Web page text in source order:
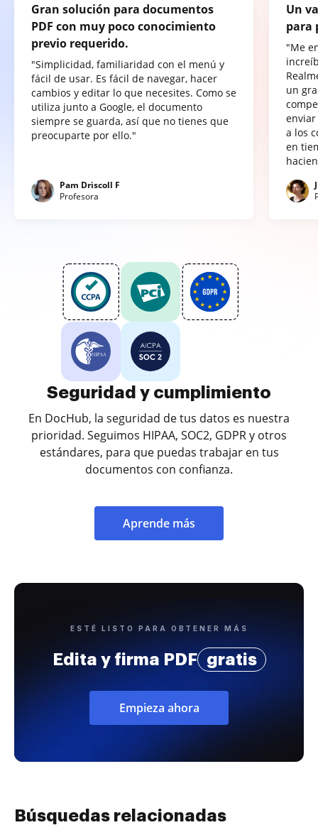
Gran solución para documentos
PDF con muy poco conocimiento
previo requerido.
"Simplicidad, familiaridad con el menú y
fácil de usar. Es fácil de navegar, hacer
cambios y editar lo que necesites. Como se
utiliza junto a Google, el documento
siempre se guarda, así que no tienes que
preocuparte por ello."
Pam Driscoll F
Profesora
Un
para
"Me
un
a los
en
Seguridad y cumplimiento
En DocHub, la seguridad de tus datos es nuestra
prioridad. Seguimos HIPAA, SOC2, GDPR y otros
estándares, para que puedas trabajar en tus
documentos con confianza.
Aprende más
ESTÉ LISTO PARA OBTENER MÁS
Edita y firma PDF gratis
Empieza ahora
Búsquedas relacionadas